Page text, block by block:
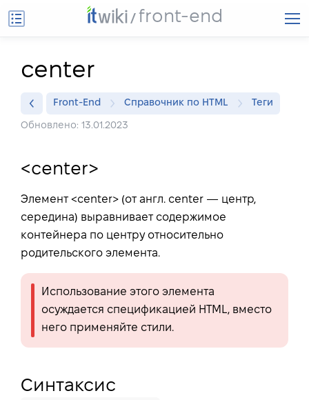
front-end
center
Front-End Справочник по HTML Теги
Обновлено: 13.01.2023
<center>
Элемент <center> (от англ. center — центр,
середина) выравнивает содержимое
контейнера по центру относительно
родительского элемента.
Использование этого элемента
осуждается спецификацией HTML, вместо
него применяйте стили.
Синтаксис